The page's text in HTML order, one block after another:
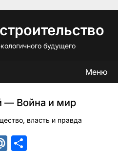
будущего
Меню
— Война и мир
власть и правда
Mail.Ru